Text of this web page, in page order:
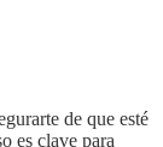
de que esté
es clave para